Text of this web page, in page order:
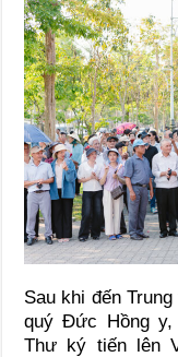
Sau khi đến
quý Đức Hồng
Thư ký tiến lên